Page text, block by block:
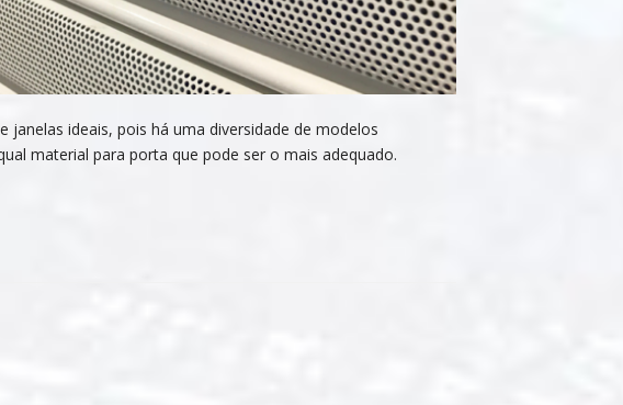
janelas ideais, pois há uma diversidade de modelos
material para porta que pode ser o mais adequado.